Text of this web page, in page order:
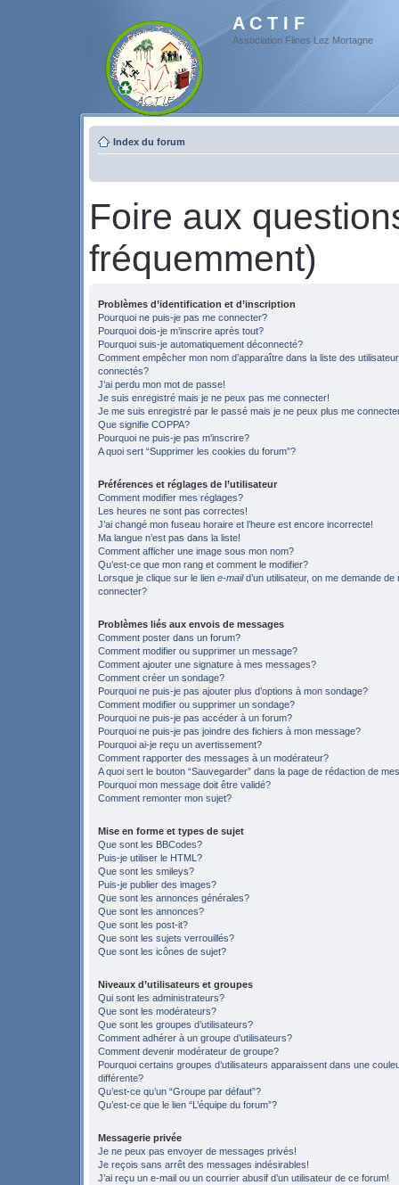
A C T I F
Association Flines Lez Mortagne
Index du forum
Foire aux
fréquemment)
Problèmes d’identification et d’inscription
Pourquoi ne puis-je pas me connecter?
Pourquoi dois-je m’inscrire après tout?
Pourquoi suis-je automatiquement déconnecté?
Comment empêcher mon nom d’apparaître dans la liste des
connectés?
J’ai perdu mon mot de passe!
Je suis enregistré mais je ne peux pas me connecter!
Je me suis enregistré par le passé mais je ne peux plus me
Que signifie COPPA?
Pourquoi ne puis-je pas m’inscrire?
A quoi sert “Supprimer les cookies du forum”?
Préférences et réglages de l’utilisateur
Comment modifier mes réglages?
Les heures ne sont pas correctes!
J’ai changé mon fuseau horaire et l’heure est encore incorrecte!
Ma langue n’est pas dans la liste!
Comment afficher une image sous mon nom?
Qu’est-ce que mon rang et comment le modifier?
Lorsque je clique sur le lien e-maild’un utilisateur, on me demande de
connecter?
Problèmes liés aux envois de messages
Comment poster dans un forum?
Comment modifier ou supprimer un message?
Comment ajouter une signature à mes messages?
Comment créer un sondage?
Pourquoi ne puis-je pas ajouter plus d’options à mon sondage?
Comment modifier ou supprimer un sondage?
Pourquoi ne puis-je pas accéder à un forum?
Pourquoi ne puis-je pas joindre des fichiers à mon message?
Pourquoi ai-je reçu un avertissement?
Comment rapporter des messages à un modérateur?
A quoi sert le bouton “Sauvegarder” dans la page de rédaction de
Pourquoi mon message doit être validé?
Comment remonter mon sujet?
Mise en forme et types de sujet
Que sont les BBCodes?
Puis-je utiliser le HTML?
Que sont les smileys?
Puis-je publier des images?
Que sont les annonces générales?
Que sont les annonces?
Que sont les post-it?
Que sont les sujets verrouillés?
Que sont les icônes de sujet?
Niveaux d’utilisateurs et groupes
Qui sont les administrateurs?
Que sont les modérateurs?
Que sont les groupes d’utilisateurs?
Comment adhérer à un groupe d’utilisateurs?
Comment devenir modérateur de groupe?
Pourquoi certains groupes d’utilisateurs apparaissent dans une
différente?
Qu’est-ce qu’un “Groupe par défaut”?
Qu’est-ce que le lien “L’équipe du forum”?
Messagerie privée
Je ne peux pas envoyer de messages privés!
Je reçois sans arrêt des messages indésirables!
J’ai reçu un e-mail ou un courrier abusif d’un utilisateur de ce forum!